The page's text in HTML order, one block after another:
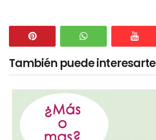
También puede interesarte